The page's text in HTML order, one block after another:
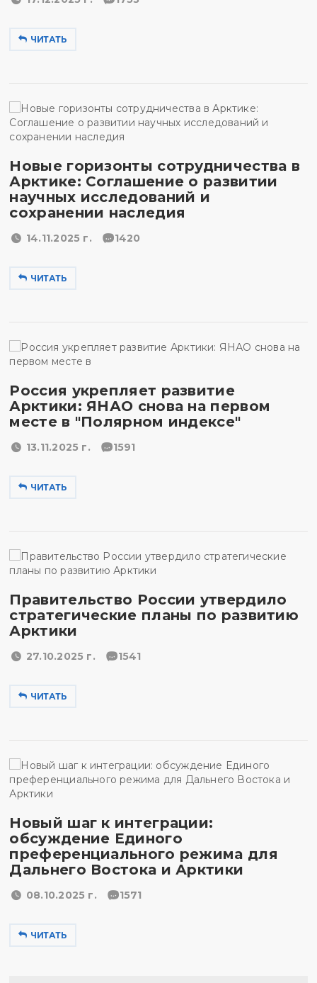
ЧИТАТЬ
Новые горизонты сотрудничества в
Арктике: Соглашение о развитии
научных исследований и
сохранении наследия
14.11.2025 г. 1420
ЧИТАТЬ
Россия укрепляет развитие
Арктики: ЯНАО снова на первом
месте в "Полярном индексе"
13.11.2025 г. 1591
ЧИТАТЬ
Правительство России утвердило
стратегические планы по развитию
Арктики
27.10.2025 г. 1541
ЧИТАТЬ
Новый шаг к интеграции:
обсуждение Единого
преференциального режима для
Дальнего Востока и Арктики
08.10.2025 г. 1571
ЧИТАТЬ